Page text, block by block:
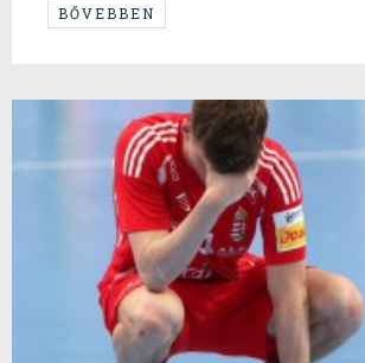
...tartja a mondás, de vajon tényleg?
BŐVEBBEN